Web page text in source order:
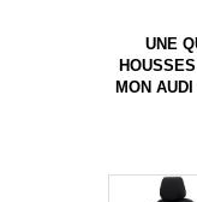
UNE
MON